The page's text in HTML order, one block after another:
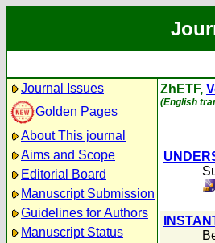
Journal Issues
Golden Pages
About This journal
Aims and Scope
Editorial Board
Manuscript Submission
Guidelines for Authors
Manuscript Status
ZhETF,
(English